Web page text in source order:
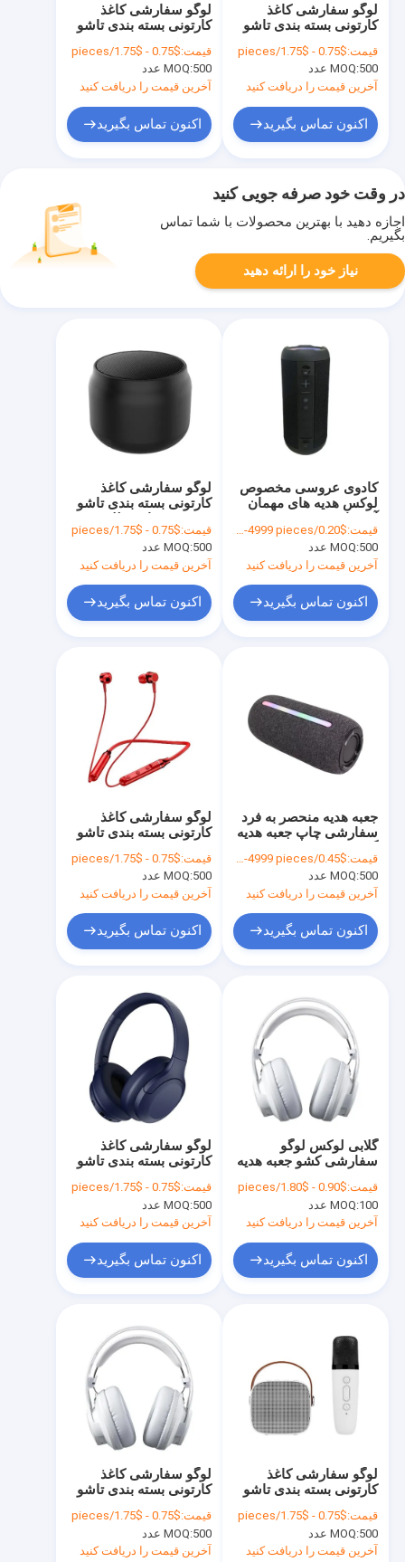
خونه
محصولات
درباره ما
تور کارخانه
کنترل کیفیت
اخبار
پرونده ها
وبلاگ
کیت سیل سیلندر هیدرولیک
کیت مهر و موم پمپ هیدرولیک
لوگو سفارشی کاغذ
کارتونی بسته بندی تاشو
جعبه هدیه مغناطیسی
لوکس با بندش نوار
قیمت:$0.75 - $1.75/pieces
MOQ:500 عدد
آخرین قیمت را دریافت کنید
اکنون تماس بگیرید
لوگو سفارشی کاغذ
کارتونی بسته بندی تاشو
جعبه هدیه مغناطیسی
لوکس با بندش نوار
قیمت:$0.75 - $1.75/pieces
MOQ:500 عدد
آخرین قیمت را دریافت کنید
اکنون تماس بگیرید
در وقت خود صرفه جویی کنید
اجازه دهید با بهترین محصولات با شما تماس
بگیریم.
نیاز خود را ارائه دهید
لوگو سفارشی کاغذ
کارتونی بسته بندی تاشو
جعبه هدیه مغناطیسی
لوکس با بندش نوار
قیمت:$0.75 - $1.75/pieces
MOQ:500 عدد
آخرین قیمت را دریافت کنید
اکنون تماس بگیرید
کادوی عروسی مخصوص
لوکس هدیه های مهمان
عروسی جعبه های
عروسی برای تزئین
عروسی
قیمت:$0.20/pieces 500-4999 pieces
MOQ:500 عدد
آخرین قیمت را دریافت کنید
اکنون تماس بگیرید
لوگو سفارشی کاغذ
کارتونی بسته بندی تاشو
جعبه هدیه مغناطیسی
لوکس با بندش نوار
قیمت:$0.75 - $1.75/pieces
MOQ:500 عدد
آخرین قیمت را دریافت کنید
اکنون تماس بگیرید
جعبه هدیه منحصر به فرد
سفارشی چاپ جعبه هدیه
جواهرات جعبه هدیه روز
ولنتاین
قیمت:$0.45/pieces 500-4999 pieces
MOQ:500 عدد
آخرین قیمت را دریافت کنید
اکنون تماس بگیرید
لوگو سفارشی کاغذ
کارتونی بسته بندی تاشو
جعبه هدیه مغناطیسی
لوکس با بندش نوار
قیمت:$0.75 - $1.75/pieces
MOQ:500 عدد
آخرین قیمت را دریافت کنید
اکنون تماس بگیرید
گلابی لوکس لوگو
سفارشی کشو جعبه هدیه
بسته بندی جعبه
قیمت:$0.90 - $1.80/pieces
MOQ:100 عدد
آخرین قیمت را دریافت کنید
اکنون تماس بگیرید
لوگو سفارشی کاغذ
کارتونی بسته بندی تاشو
جعبه هدیه مغناطیسی
لوکس با بندش نوار
قیمت:$0.75 - $1.75/pieces
MOQ:500 عدد
آخرین قیمت را دریافت کنید
لوگو سفارشی کاغذ
کارتونی بسته بندی تاشو
جعبه هدیه مغناطیسی
لوکس با بندش نوار
قیمت:$0.75 - $1.75/pieces
MOQ:500 عدد
آخرین قیمت را دریافت کنید